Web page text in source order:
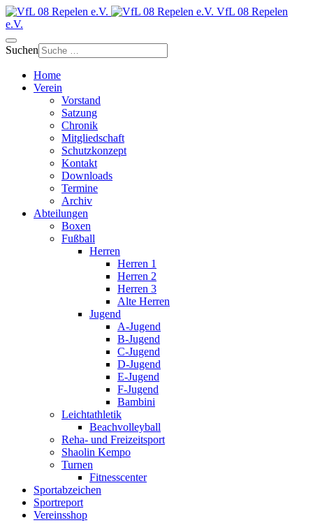
VfL 08 Repelen
e.V.
Suchen
Home
Verein
Vorstand
Satzung
Chronik
Mitgliedschaft
Schutzkonzept
Kontakt
Downloads
Termine
Archiv
Abteilungen
Boxen
Fußball
Herren
Herren 1
Herren 2
Herren 3
Alte Herren
Jugend
A-Jugend
B-Jugend
C-Jugend
D-Jugend
E-Jugend
F-Jugend
Bambini
Leichtathletik
Beachvolleyball
Reha- und Freizeitsport
Shaolin Kempo
Turnen
Fitnesscenter
Sportabzeichen
Sportreport
Vereinsshop